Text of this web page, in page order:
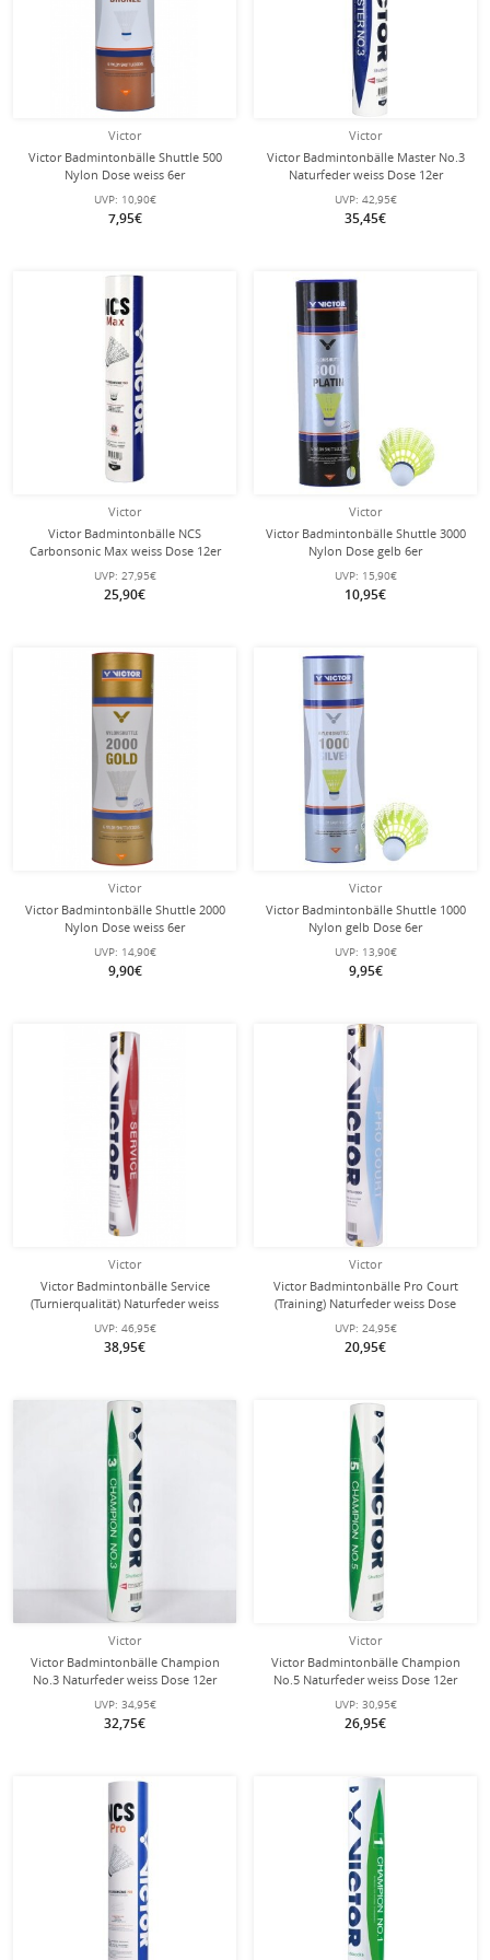
Victor
Victor Badmintonbälle Shuttle 500
Nylon Dose weiss 6er
UVP: 10,90€
7,95€
Victor
Victor Badmintonbälle Master No.3
Naturfeder weiss Dose 12er
UVP: 42,95€
35,45€
Victor
Victor Badmintonbälle NCS
Carbonsonic Max weiss Dose 12er
UVP: 27,95€
25,90€
Victor
Victor Badmintonbälle Shuttle 3000
Nylon Dose gelb 6er
UVP: 15,90€
10,95€
Victor
Victor Badmintonbälle Shuttle 2000
Nylon Dose weiss 6er
UVP: 14,90€
9,90€
Victor
Victor Badmintonbälle Shuttle 1000
Nylon gelb Dose 6er
UVP: 13,90€
9,95€
Victor
Victor Badmintonbälle Service
(Turnierqualität) Naturfeder weiss
Dose 12er
UVP: 46,95€
38,95€
Victor
Victor Badmintonbälle Pro Court
(Training) Naturfeder weiss Dose
12er
UVP: 24,95€
20,95€
Victor
Victor Badmintonbälle Champion
No.3 Naturfeder weiss Dose 12er
UVP: 34,95€
32,75€
Victor
Victor Badmintonbälle Champion
No.5 Naturfeder weiss Dose 12er
UVP: 30,95€
26,95€